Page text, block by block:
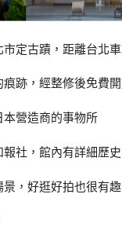
定古蹟，距離台北
痕跡，經整修後免費
營造商的事物所
社，館內有詳細歷
，好逛好拍也很有